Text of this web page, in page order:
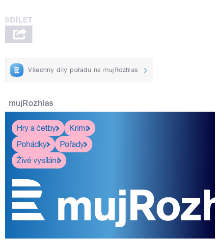
Všechny díly pořadu na mujRozhlas
mujRozhlas
Hry a četby
Krimi
Pohádky
Pořady
Živé vysílání